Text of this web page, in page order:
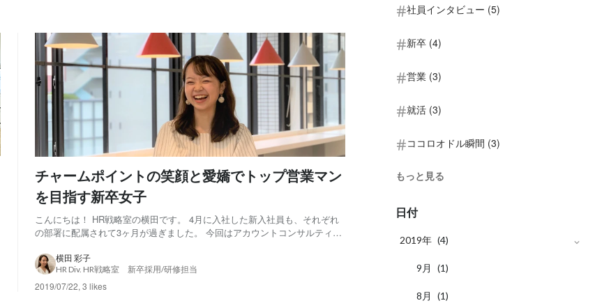
チャームポイントの笑顔と愛嬌でトップ営業マン
を目指す新卒女子
こんにちは！ HR戦略室の横田です。 4月に入社した新入社員も、それぞれ
の部署に配属されて3ヶ月が過ぎました。 今回はアカウントコンサルティン
ャームポイントのこはちゃんは、なんと学生時代にシンガーソングライター
として活動していたという経歴...
横田 彩子
HR Div. HR戦略室 新卒採用/研修担当
2019/07/22, 3 likes
社員インタビュー (5)
新卒 (4)
営業 (3)
就活 (3)
ココロオドル瞬間 (3)
もっと見る
日付
2019年 (4)
9 月 (1)
8 月 (1)